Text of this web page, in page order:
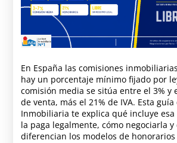
En España las comisiones
hay un porcentaje mínimo fijado por
comisión media se sitúa entre el 3% y
de venta, más el 21% de IVA. Esta guía
Inmobiliaria te explica qué incluye
la paga legalmente, cómo negociarla y
diferencian los modelos de